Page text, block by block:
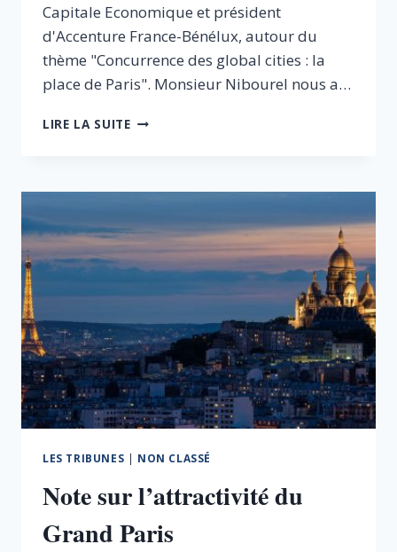
Capitale Economique et président
d'Accenture France-Bénélux, autour du
thème "Concurrence des global cities : la
place de Paris". Monsieur Nibourel nous a…
LIRE LA SUITECONCURRENCE
:
PLACE
DE
PARIS
LES TRIBUNES | NON CLASSÉ
Note sur l’attractivité du
Grand Paris